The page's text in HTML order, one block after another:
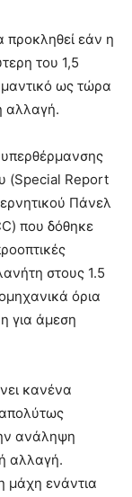
εάν η
του 1,5
ως τώρα
αλλαγή.
υπερθέρμανσης
(Special Report
Πάνελ
που δόθηκε
στους 1.5
όρια
για άμεση
κανένα
ανάληψη
αλλαγή.
μάχη ενάντια